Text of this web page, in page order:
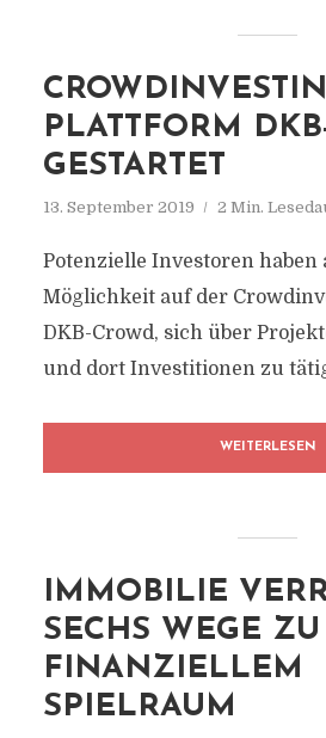
PLATTFORM
GESTARTET
13. September 2019 2 Min.
Potenzielle Investoren haben
Möglichkeit auf der
DKB-Crowd, sich über
und dort Investitionen zu
WEITERLESEN
IMMOBILIE
SECHS WEGE
FINANZIELLEM
SPIELRAUM